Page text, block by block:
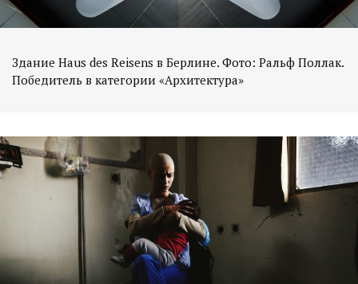
Здание Haus des Reisens в Берлине. Фото: Ральф Поллак.
Победитель в категории «Архитектура»